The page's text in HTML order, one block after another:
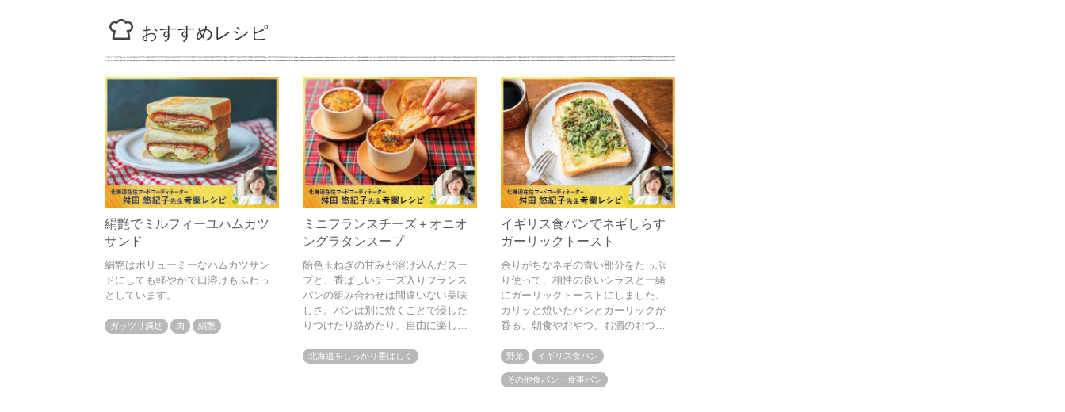
おすすめレシピ
絹艶でミルフィーユハムカツ
サンド
絹艶はボリューミーなハムカツサン
ドにしても軽やかで口溶けもふわっ
としています。
ガッツリ満足 肉 絹艶
ミニフランスチーズ＋オニオ
ングラタンスープ
飴色玉ねぎの甘みが溶け込んだスー
プと、香ばしいチーズ入りフランス
パンの組み合わせは間違いない美味
しさ。パンは別に焼くことで浸した
りつけたり絡めたり、自由に楽しめ
です。
北海道をしっかり香ばしく
イギリス食パンでネギしらす
ガーリックトースト
余りがちなネギの青い部分をたっぷ
り使って、相性の良いシラスと一緒
にガーリックトーストにしました。
カリッと焼いたパンとガーリックが
香る、朝食やおやつ、お酒のおつま
野菜 イギリス食パン
その他食パン・食事パン